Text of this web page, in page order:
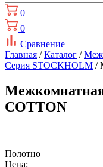
0
0
Сравнение
Главная /Каталог /
Серия STOCKHOLM /
COTTON
Полотно
Цена: